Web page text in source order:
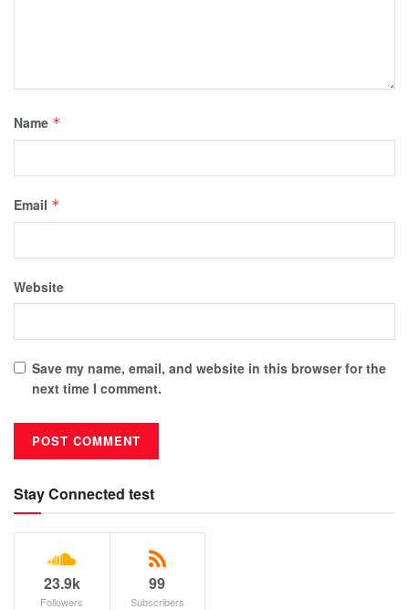
Name *
Email *
Website
Save my name, email, and website in this browser for the
next time I comment.
Stay Connected test
23.9k
Followers
99
Subscribers